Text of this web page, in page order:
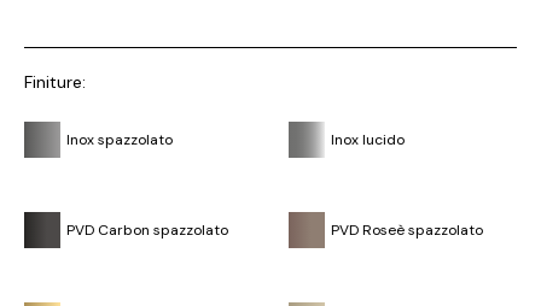
Finiture:
Inox spazzolato Inox lucido
PVD Carbon spazzolato PVD Roseè spazzolato